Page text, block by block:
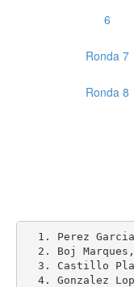
6
Ronda 7
Ronda 8
1. Perez
2. Boj
3. Castillo
4. Gonzalez